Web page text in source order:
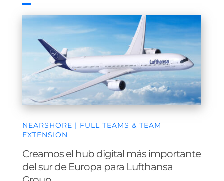
NEARSHORE | FULL TEAMS & TEAM
EXTENSION
Creamos el hub digital más importante
del sur de Europa para Lufthansa